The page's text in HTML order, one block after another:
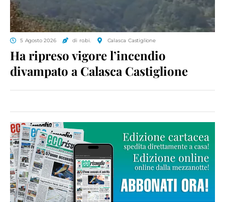
5 Agosto 2026 di ro.bi. Calasca Castiglione
Ha ripreso vigore l’incendio
divampato a Calasca Castiglione